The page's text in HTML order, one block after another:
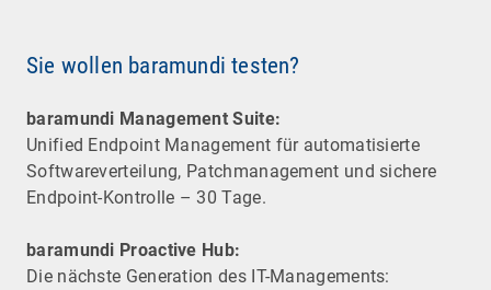
Sie wollen baramundi testen?
baramundi Management Suite:
Unified Endpoint Management für automatisierte
Software­verteilung, Patchmanagement und sichere
Endpoint-Kontrolle – 30 Tage.
baramundi Proactive Hub:
Die nächste Generation des IT-Managements: